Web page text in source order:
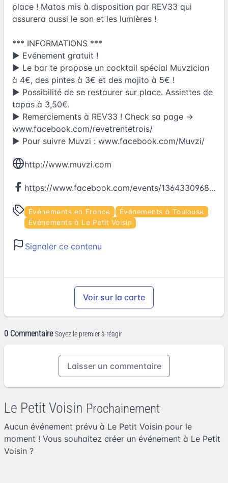
place ! Matos mis à disposition par REV33 qui
assurera aussi le son et les lumières !
*** INFORMATIONS ***
► Evénement gratuit !
► Le bar te propose un cocktail spécial Muvzician
à 4€, des pintes à 3€ et des mojito à 5€ !
► Possibilité de se restaurer sur place. Assiettes de
tapas à 3,50€.
► Remerciements à REV33 ! Check sa page ->
www.facebook.com/revetrentetrois/
► Pour suivre Muvzi : www.facebook.com/Muvzi/
http://www.muvzi.com
https://www.facebook.com/events/136433096840549
Événements en France
Événements à Toulouse
Événements à Le Petit Voisin
Signaler ce contenu
Voir sur la carte
0 Commentaire Soyez le premier à réagir
Laisser un commentaire
Le Petit Voisin Prochainement
Aucun événement prévu à Le Petit Voisin pour le
moment ! Vous souhaitez créer un événement à Le Petit
Voisin ?